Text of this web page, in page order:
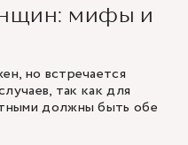
мифы и
но встречается
так как для
должны быть обе